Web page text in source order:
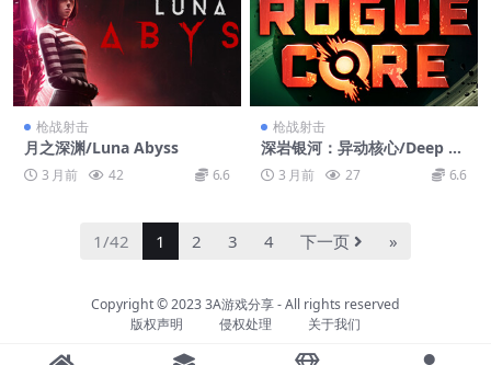
枪战射击
月之深渊/Luna Abyss
3 月前 42 6.6
枪战射击
深岩银河：异动核心/Deep R
ock Galactic: Rogue Core
3 月前 27 6.6
1/42 1 2 3 4 下一页 »
Copyright © 20233A游戏分享- All rights reserved
版权声明
侵权处理 关于我们